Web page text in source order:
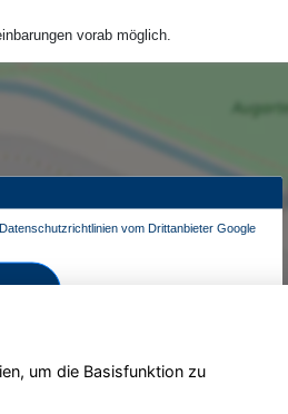
vorab möglich.
Datenschutzrichtlinien vom Drittanbieter Google
um die Basisfunktion zu